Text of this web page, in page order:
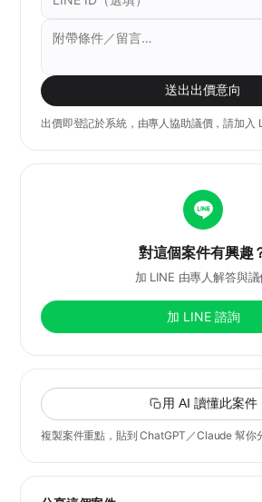
送出出價意向
出價即登記於系統，由專人協助議價，請加入
對這個案件有興趣
加 LINE 由專人解答與議
加 LINE 諮詢
用 AI 讀懂此案件
複製案件重點，貼到 ChatGPT／Claude 幫你